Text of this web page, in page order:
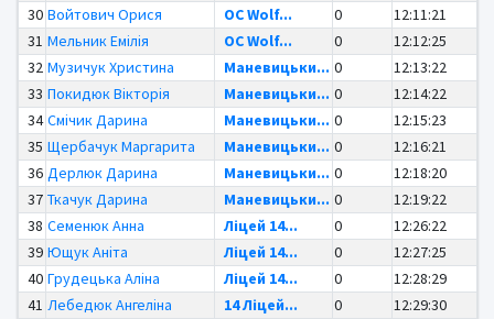
30 Войтович Орися OC Wolf... 0
12:11:21
31 Мельник Емілія OC Wolf... 0
12:12:25
32 Музичук Христина Маневицьки... 0
12:13:22
33 Покидюк Вікторія Маневицьки... 0
12:14:22
34 Смічик Дарина Маневицьки... 0
12:15:23
35 Щербачук Маргарита Маневицьки... 0
12:16:21
36 Дерлюк Дарина Маневицьки... 0
12:18:20
37 Ткачук Дарина Маневицьки... 0
12:19:22
38 Семенюк Анна Ліцей 14... 0
12:26:22
39 Ющук Аніта Ліцей 14... 0
12:27:25
40 Грудецька Аліна Ліцей 14... 0
12:28:29
41 Лебедюк Ангеліна 14 Ліцей... 0
12:29:30